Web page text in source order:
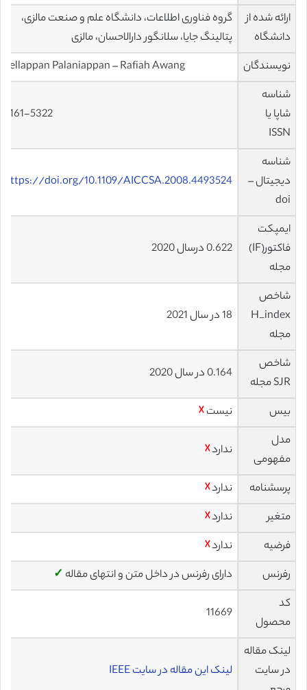
ارائه شده از
دانشگاه
گروه فناوری اطلاعات، دانشگاه علم و صنعت مالزی،
پتالینگ جایا، سلانگور دارالاحسان، مالزی
نویسندگان
Sellappan Palaniappan – Rafiah Awang
شناسه
شاپا یا
ISSN
2161-5322
شناسه
دیجیتال –
doi
https://doi.org/10.1109/AICCSA.2008.4493524
ایمپکت
فاکتور(IF)
مجله
0.622 درسال 2020
شاخص
H_index
مجله
18 در سال 2021
شاخص
SJR مجله
0.164 در سال 2020
بیس نیست☓
مدل
مفهومی
ندارد☓
پرسشنامه ندارد☓
متغیر
ندارد☓
فرضیه
ندارد☓
رفرنس
دارای رفرنس در داخل متن و انتهای مقاله ✓
کد
محصول
11669
لینک مقاله
در سایت
لینک این مقاله در سایت IEEE